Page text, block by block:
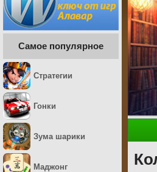
Самое популярное
Стратегии
Гонки
Зума шарики
Маджонг